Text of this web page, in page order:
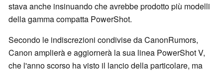
stava anche insinuando che avrebbe prodotto più modelli
della gamma compatta PowerShot.
Secondo le indiscrezioni condivise da CanonRumors,
Canon amplierà e aggiornerà la sua linea PowerShot V,
che l'anno scorso ha visto il lancio della particolare, ma